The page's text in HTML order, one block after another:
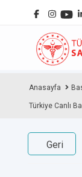
Anasayfa
Türkiye Canlı
Geri